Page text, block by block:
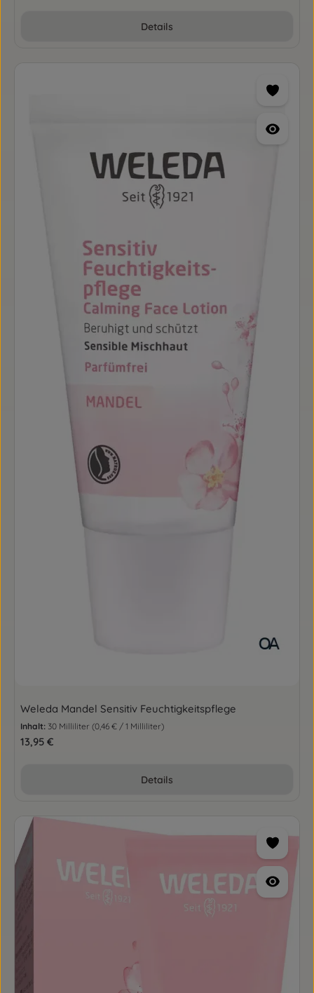
Details
Weleda Mandel Sensitiv Feuchtigkeits­pflege
Inhalt: 30 Milliliter (0,46 € / 1 Milliliter)
Regulärer Preis:
13,95 €
Details